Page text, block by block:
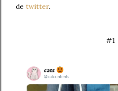
de twitter.
#1